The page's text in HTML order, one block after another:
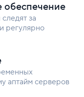
обеспечение
за
регулярно
аптайм серверов